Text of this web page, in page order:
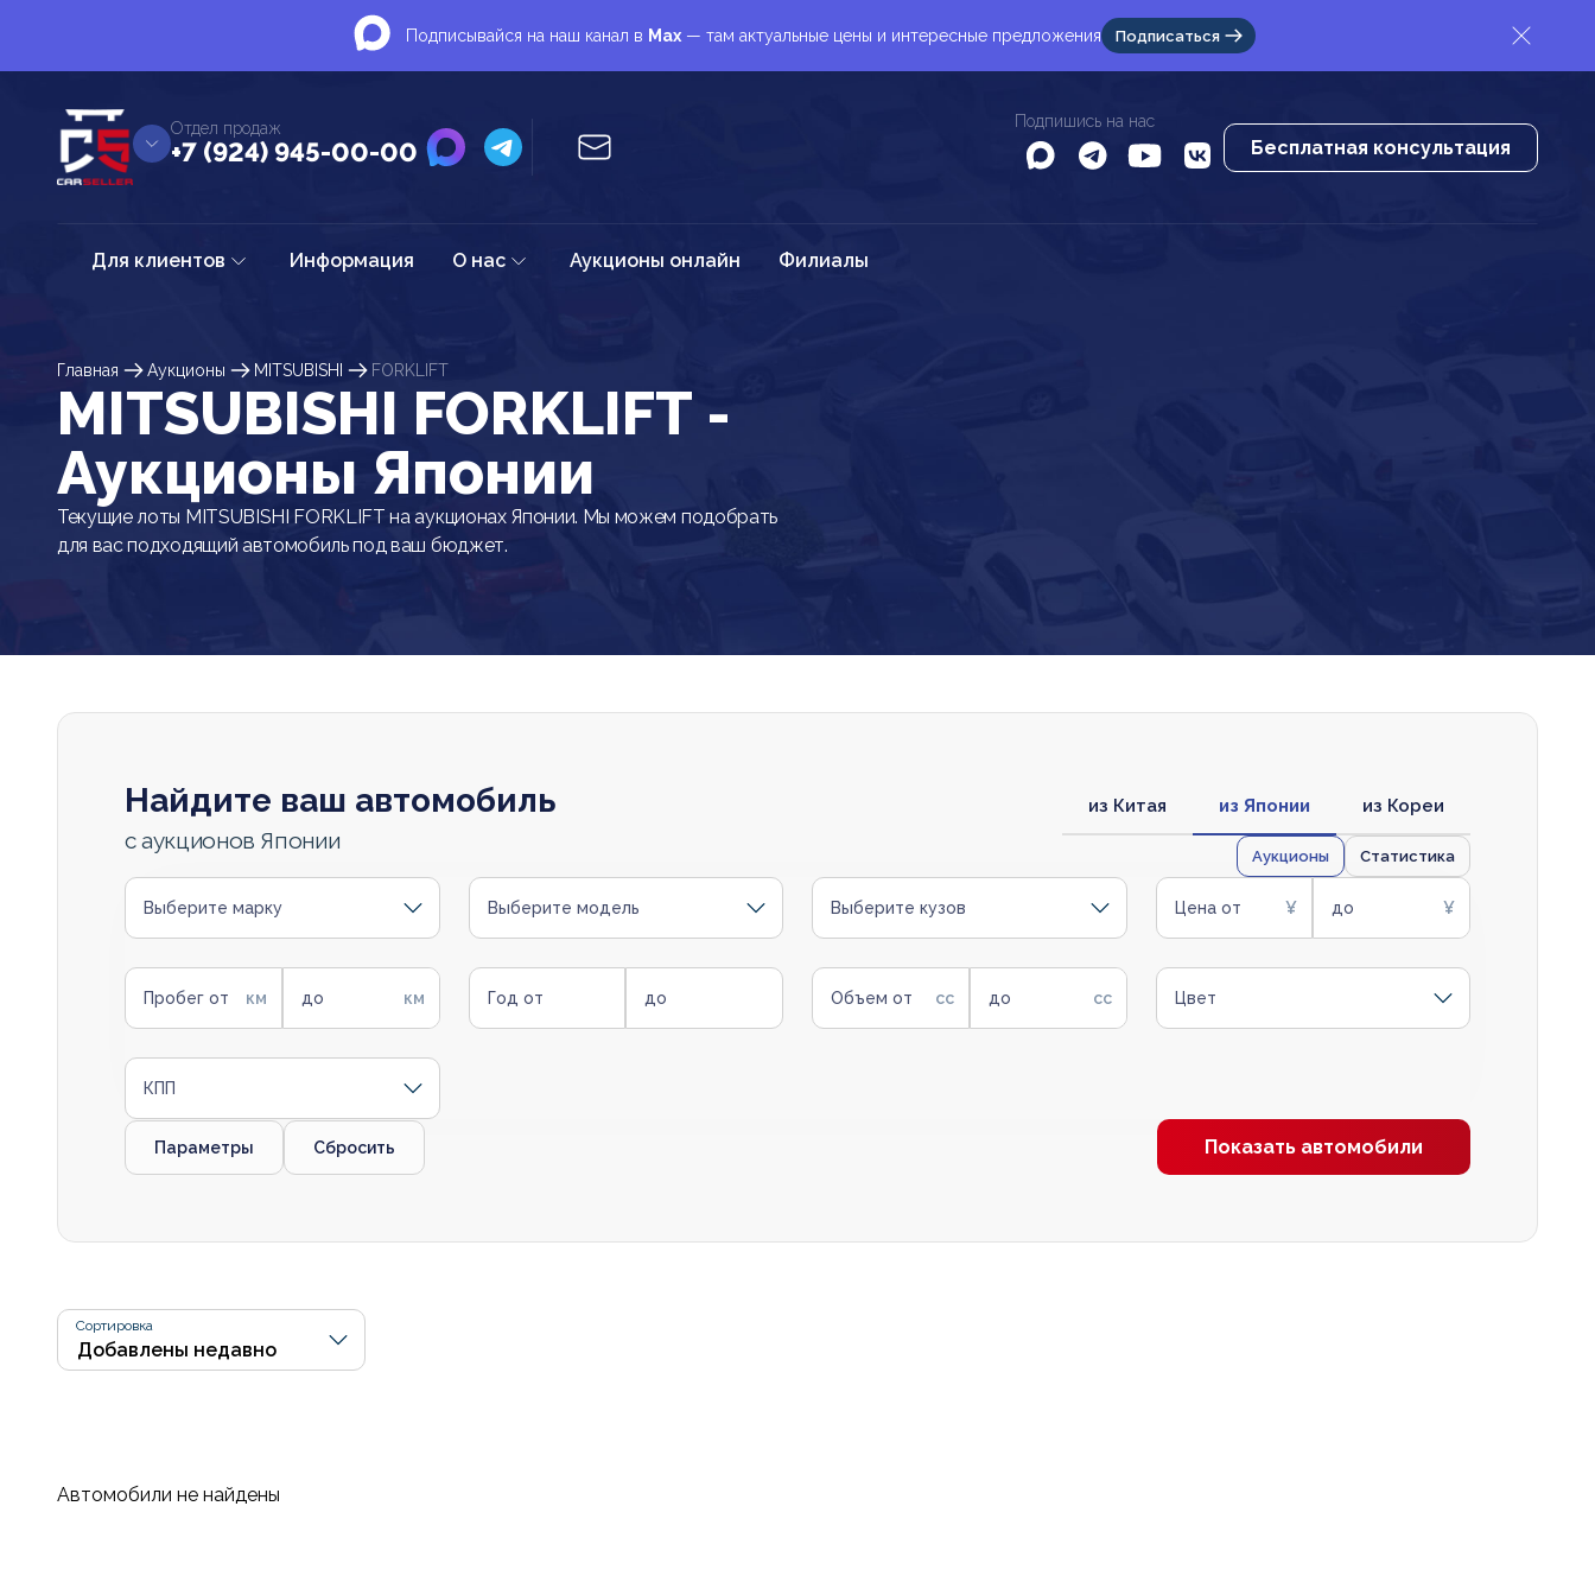
Подписывайся на наш канал в Max — там актуальные цены и интересные предложения Подписаться
Отдел продаж
+7 (924) 945-00-00
Подпишись на нас
Бесплатная консультация
Для клиентов Информация О нас Аукционы онлайн Филиалы
Главная Аукционы MITSUBISHI FORKLIFT
MITSUBISHI FORKLIFT -
Аукционы Японии
Текущие лоты MITSUBISHI FORKLIFT на аукционах Японии. Мы можем подобрать
для вас подходящий автомобиль под ваш бюджет.
Найдите ваш автомобиль
с аукционов Японии
из Китая из Японии из Кореи
Аукционы Статистика
Выберите марку Выберите модель Выберите кузов Цена от до
Пробег от до Год от до Объем от до Цвет
КПП
Параметры Сбросить Показать автомобили
Сортировка
Автомобили не найдены